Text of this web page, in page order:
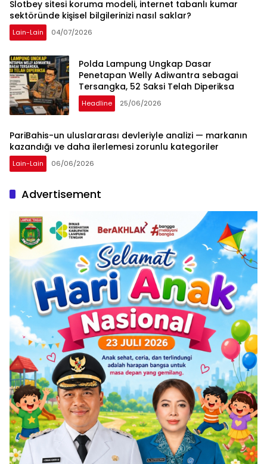
Slotbey sitesi koruma modeli, internet tabanlı kumar
sektöründe kişisel bilgilerinizi nasıl saklar?
Lain-Lain 04/07/2026
Polda Lampung Ungkap Dasar
Penetapan Welly Adiwantra sebagai
Tersangka, 52 Saksi Telah Diperiksa
Headline 25/06/2026
PariBahis-un uluslararası devleriyle analizi — markanın
kazandığı ve daha ilerlemesi zorunlu kategoriler
Lain-Lain 06/06/2026
Advertisement